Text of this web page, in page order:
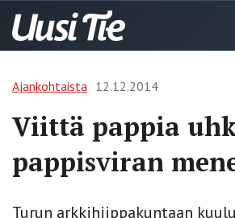
Ajankohtaista 12.12.2014
Viittä pappia
pappisviran
Turun arkkihiippakuntaan